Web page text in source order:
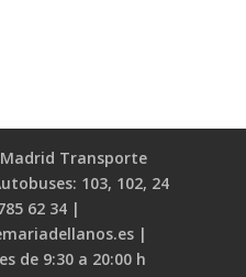
Madrid Transporte
103, 102, 24
62 34 |
|
de 9:30 a 20:00 h